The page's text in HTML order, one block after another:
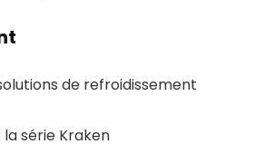
de refroidissement
série Kraken